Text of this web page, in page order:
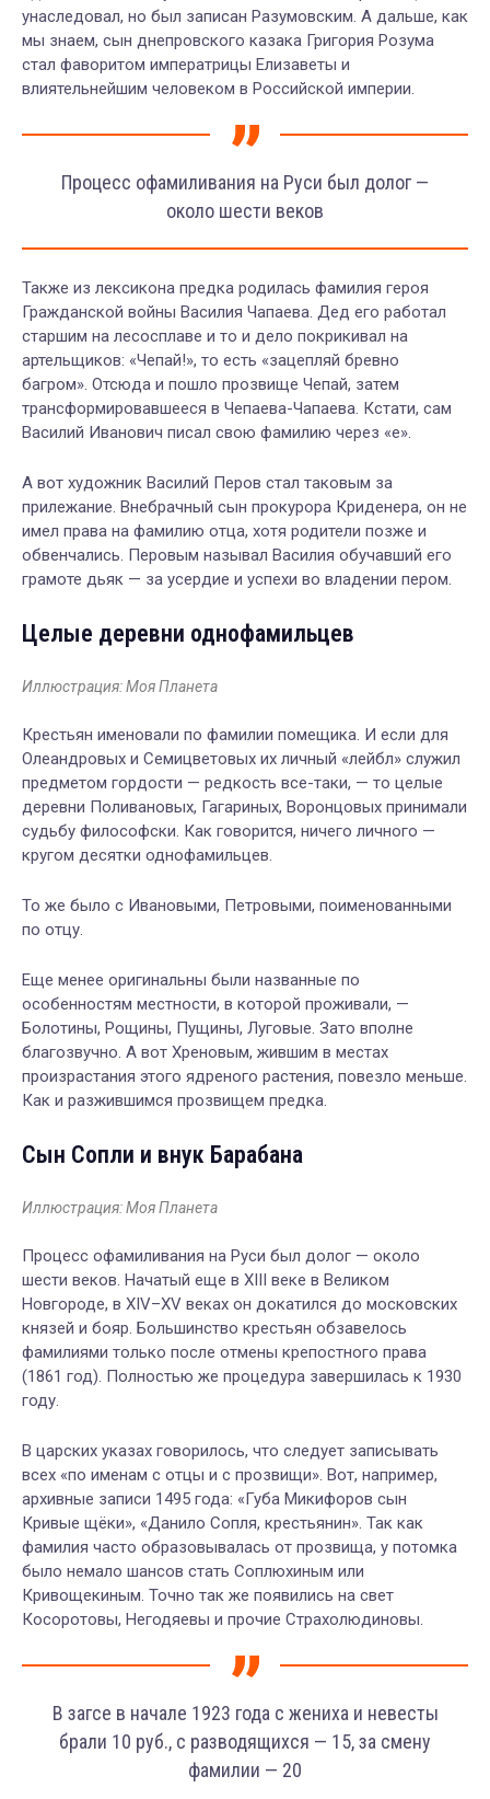
унаследовал, но был записан Разумовским. А дальше, как
мы знаем, сын днепровского казака Григория Розума
стал фаворитом императрицы Елизаветы и
влиятельнейшим человеком в Российской империи.
Процесс офамиливания на Руси был долог —
около шести веков
Также из лексикона предка родилась фамилия героя
Гражданской войны Василия Чапаева. Дед его работал
старшим на лесосплаве и то и дело покрикивал на
артельщиков: «Чепай!», то есть «зацепляй бревно
багром». Отсюда и пошло прозвище Чепай, затем
трансформировавшееся в Чепаева-Чапаева. Кстати, сам
Василий Иванович писал свою фамилию через «е».
А вот художник Василий Перов стал таковым за
прилежание. Внебрачный сын прокурора Криденера, он не
имел права на фамилию отца, хотя родители позже и
обвенчались. Перовым называл Василия обучавший его
грамоте дьяк — за усердие и успехи во владении пером.
Целые деревни однофамильцев
Иллюстрация: Моя Планета
Крестьян именовали по фамилии помещика. И если для
Олеандровых и Семицветовых их личный «лейбл» служил
предметом гордости — редкость все-таки, — то целые
деревни Поливановых, Гагариных, Воронцовых принимали
судьбу философски. Как говорится, ничего личного —
кругом десятки однофамильцев.
То же было с Ивановыми, Петровыми, поименованными
по отцу.
Еще менее оригинальны были названные по
особенностям местности, в которой проживали, —
Болотины, Рощины, Пущины, Луговые. Зато вполне
благозвучно. А вот Хреновым, жившим в местах
произрастания этого ядреного растения, повезло меньше.
Как и разжившимся прозвищем предка.
Сын Сопли и внук Барабана
Иллюстрация: Моя Планета
Процесс офамиливания на Руси был долог — около
шести веков. Начатый еще в XIII веке в Великом
Новгороде, в XIV–XV веках он докатился до московских
князей и бояр. Большинство крестьян обзавелось
фамилиями только после отмены крепостного права
(1861 год). Полностью же процедура завершилась к 1930
году.
В царских указах говорилось, что следует записывать
всех «по именам с отцы и с прозвищи». Вот, например,
архивные записи 1495 года: «Губа Микифоров сын
Кривые щёки», «Данило Сопля, крестьянин». Так как
фамилия часто образовывалась от прозвища, у потомка
было немало шансов стать Соплюхиным или
Кривощекиным. Точно так же появились на свет
Косоротовы, Негодяевы и прочие Страхолюдиновы.
В загсе в начале 1923 года с жениха и невесты
брали 10 руб., с разводящихся — 15, за смену
фамилии — 20